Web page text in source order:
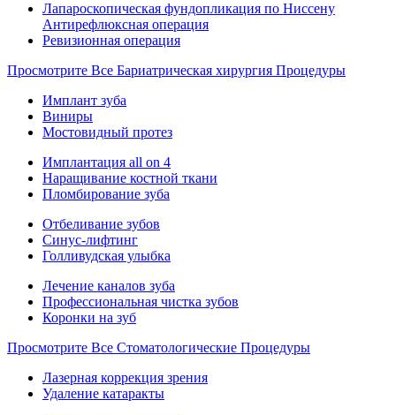
Лапароскопическая фундопликация по Ниссену
Антирефлюксная операция
Ревизионная операция
Просмотрите Все Бариатрическая хирургия Процедуры
Имплант зуба
Виниры
Мостовидный протез
Имплантация all on 4
Наращивание костной ткани
Пломбирование зуба
Отбеливание зубов
Синус-лифтинг
Голливудская улыбка
Лечение каналов зуба
Профессиональная чистка зубов
Коронки на зуб
Просмотрите Все Стоматологические Процедуры
Лазерная коррекция зрения
Удаление катаракты